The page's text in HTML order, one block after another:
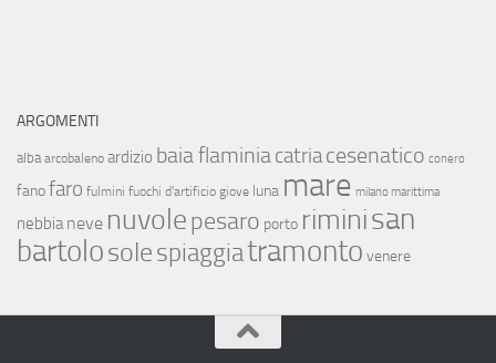
ARGOMENTI
alba arcobaleno ardizio baia flaminiacatriacesenatico conero
fanofaro fulmini fuochi d'artificio giove luna mare milano marittima
nebbia neve nuvolepesaro porto riminisan
bartolosolespiaggiatramonto venere